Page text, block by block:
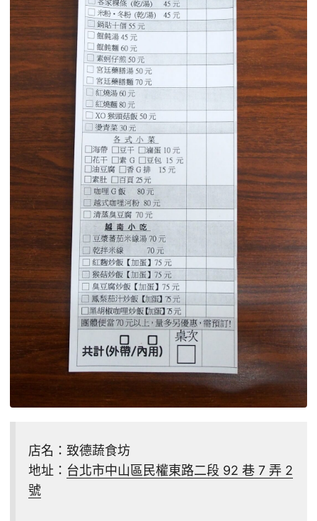
店名：致德蔬食坊
地址： 台北市中山區民權東路二段 92 巷 7 弄 2
號